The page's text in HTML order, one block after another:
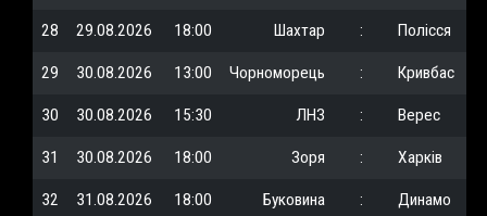
28 29.08.2026 18:00 Шахтар : Полісся
29 30.08.2026 13:00 Чорноморець : Кривбас
30 30.08.2026 15:30 ЛНЗ : Верес
31 30.08.2026 18:00 Зоря : Харків
32 31.08.2026 18:00 Буковина : Динамо